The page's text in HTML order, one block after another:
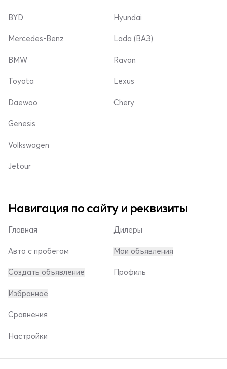
BYD
Mercedes-Benz
Hyundai
Lada (ВАЗ)
BMW
Toyota
Daewoo
Ravon
Lexus
Chery
Genesis
Volkswagen
Jetour
Навигация по сайту и реквизиты
Главная
Авто с пробегом
Создать объявление
Дилеры
Мои объявления
Профиль
Избранное
Сравнения
Настройки